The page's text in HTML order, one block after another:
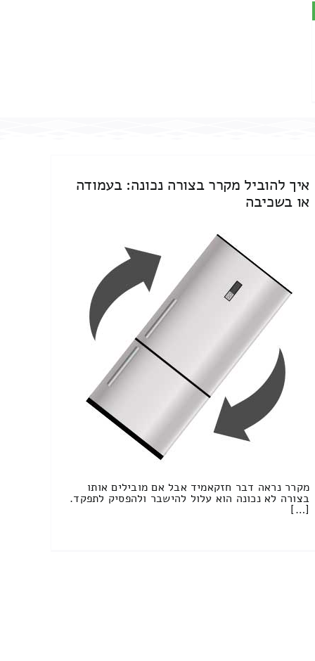
איך להוביל מקרר בצורה נכונה: בעמודה
או בשכיבה
מקרר נראה דבר חזקאמיד אבל אם מובילים אותו
בצורה לא נכונה הוא עלול להישבר ולהפסיק לתפקד.
[…]